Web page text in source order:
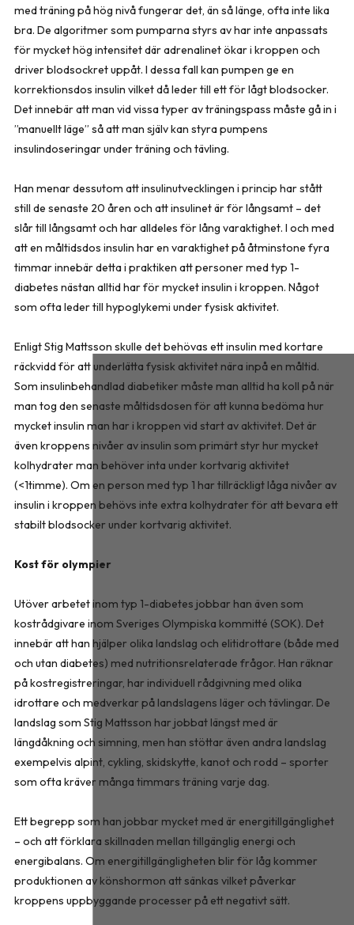
med träning på hög nivå fungerar det, än så länge, ofta inte lika
bra. De algoritmer som pumparna styrs av har inte anpassats
för mycket hög intensitet där adrenalinet ökar i kroppen och
driver blodsockret uppåt. I dessa fall kan pumpen ge en
korrektionsdos insulin vilket då leder till ett för lågt blodsocker.
Det innebär att man vid vissa typer av träningspass måste gå in i
”manuellt läge” så att man själv kan styra pumpens
insulindoseringar under träning och tävling.
Han menar dessutom att insulinutvecklingen i princip har stått
still de senaste 20 åren och att insulinet är för långsamt – det
slår till långsamt och har alldeles för lång varaktighet. I och med
att en måltidsdos insulin har en varaktighet på åtminstone fyra
timmar innebär detta i praktiken att personer med typ 1-
diabetes nästan alltid har för mycket insulin i kroppen. Något
som ofta leder till hypoglykemi under fysisk aktivitet.
Enligt Stig Mattsson skulle det behövas ett insulin med kortare
räckvidd för att underlätta fysisk aktivitet nära inpå en måltid.
Som insulinbehandlad diabetiker måste man alltid ha koll på när
man tog den senaste måltidsdosen för att kunna bedöma hur
mycket insulin man har i kroppen vid start av aktivitet. Det är
även kroppens nivåer av insulin som primärt styr hur mycket
kolhydrater man behöver inta under kortvarig aktivitet
(<1timme). Om en person med typ 1 har tillräckligt låga nivåer av
insulin i kroppen behövs inte extra kolhydrater för att bevara ett
stabilt blodsocker under kortvarig aktivitet.
Kost för olympier
Utöver arbetet inom typ 1-diabetes jobbar han även som
kostrådgivare inom Sveriges Olympiska kommitté (SOK). Det
innebär att han hjälper olika landslag och elitidrottare (både med
och utan diabetes) med nutritionsrelaterade frågor. Han räknar
på kostregistreringar, har individuell rådgivning med olika
idrottare och medverkar på landslagens läger och tävlingar. De
landslag som Stig Mattsson har jobbat längst med är
längdåkning och simning, men han stöttar även andra landslag
exempelvis alpint, cykling, skidskytte, kanot och rodd – sporter
som ofta kräver många timmars träning varje dag.
Ett begrepp som han jobbar mycket med är energitillgänglighet
– och att förklara skil­lnaden mellan tillgänglig energi och
energibalans. Om energitillgängligheten blir för låg kommer
produktionen av könshormon att sänkas vilket påverkar
kroppens uppbyggande processer på ett negativt sätt.